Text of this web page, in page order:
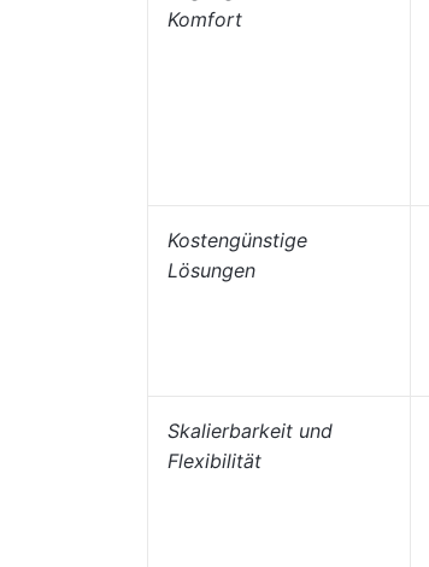
Komfort
Kostengünstige
Lösungen
Skalierbarkeit und
Flexibilität